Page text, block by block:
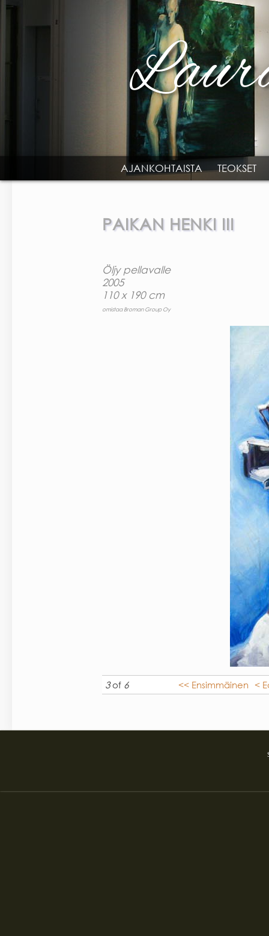
Skip to main content
MAIN MENU
AJANKOHTAISTA TEOKSET
PAIKAN HENKI III
Öljy pellavalle
2005
110 x 190 cm
omistaa Broman Group Oy
3of 6 << Ensimmäinen <